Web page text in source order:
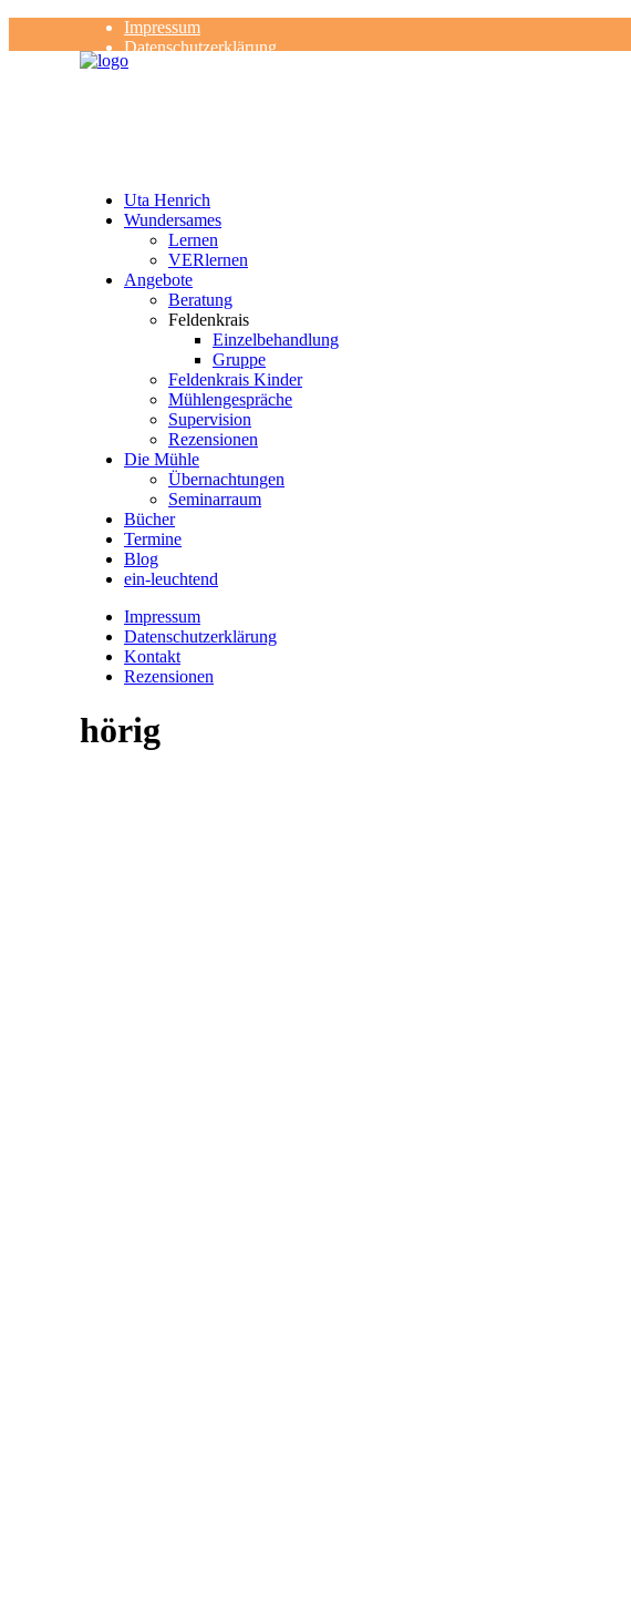
Impressum
Datenschutzerklärung
Kontakt
Uta Henrich
Wundersames
Lernen
VERlernen
Angebote
Beratung
Feldenkrais
Einzelbehandlung
Gruppe
Feldenkrais Kinder
Mühlengespräche
Supervision
Rezensionen
Die Mühle
Übernachtungen
Seminarraum
Bücher
Termine
Blog
ein-leuchtend
Impressum
Datenschutzerklärung
Kontakt
Rezensionen
hörig